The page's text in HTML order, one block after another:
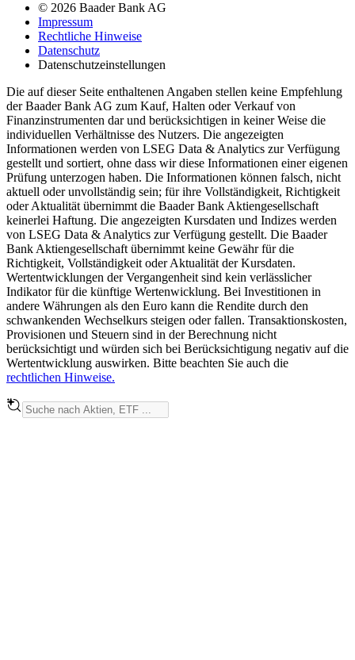
© 2026 Baader Bank AG
Impressum
Rechtliche Hinweise
Datenschutz
Datenschutzeinstellungen
Die auf dieser Seite enthaltenen Angaben stellen keine Empfehlung
der Baader Bank AG zum Kauf, Halten oder Verkauf von
Finanzinstrumenten dar und berücksichtigen in keiner Weise die
individuellen Verhältnisse des Nutzers. Die angezeigten
Informationen werden von LSEG Data & Analytics zur Verfügung
gestellt und sortiert, ohne dass wir diese Informationen einer eigenen
Prüfung unterzogen haben. Die Informationen können falsch, nicht
aktuell oder unvollständig sein; für ihre Vollständigkeit, Richtigkeit
oder Aktualität übernimmt die Baader Bank Aktiengesellschaft
keinerlei Haftung. Die angezeigten Kursdaten und Indizes werden
von LSEG Data & Analytics zur Verfügung gestellt. Die Baader
Bank Aktiengesellschaft übernimmt keine Gewähr für die
Richtigkeit, Vollständigkeit oder Aktualität der Kursdaten.
Wertentwicklungen der Vergangenheit sind kein verlässlicher
Indikator für die künftige Wertenwicklung. Bei Investitionen in
andere Währungen als den Euro kann die Rendite durch den
schwankenden Wechselkurs steigen oder fallen. Transaktionskosten,
Provisionen und Steuern sind in der Berechnung nicht
berücksichtigt und würden sich bei Berücksichtigung negativ auf die
Wertentwicklung auswirken. Bitte beachten Sie auch die
rechtlichen Hinweise.